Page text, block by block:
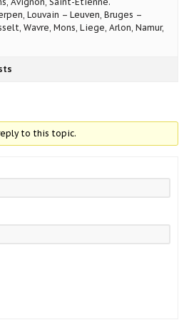
Louvain – Leuven, Bruges –
Wavre, Mons, Liege, Arlon, Namur,
to this topic.